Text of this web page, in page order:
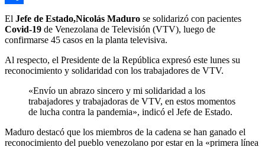
Compartir
El Jefe de Estado,Nicolás Maduro se solidarizó con pacientes
Covid-19 de Venezolana de Televisión (VTV), luego de
confirmarse 45 casos en la planta televisiva.
Al respecto, el Presidente de la República expresó este lunes su
reconocimiento y solidaridad con los trabajadores de VTV.
«Envío un abrazo sincero y mi solidaridad a los
trabajadores y trabajadoras de VTV, en estos momentos
de lucha contra la pandemia», indicó el Jefe de Estado.
Maduro destacó que los miembros de la cadena se han ganado el
reconocimiento del pueblo venezolano por estar en la «primera línea